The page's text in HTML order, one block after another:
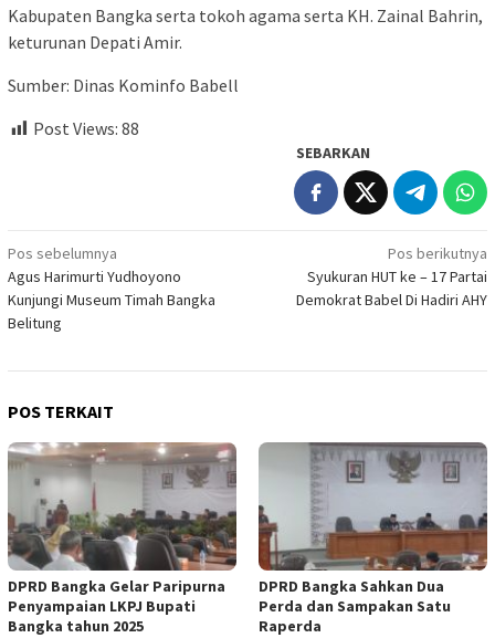
Kabupaten Bangka serta tokoh agama serta KH. Zainal Bahrin,
keturunan Depati Amir.
Sumber: Dinas Kominfo Babell
Post Views: 88
SEBARKAN
Navigasi
pos
Pos sebelumnya
Agus Harimurti Yudhoyono
Kunjungi Museum Timah Bangka
Belitung
Pos berikutnya
Syukuran HUT ke – 17 Partai
Demokrat Babel Di Hadiri AHY
POS TERKAIT
DPRD Bangka Gelar Paripurna
Penyampaian LKPJ Bupati
Bangka tahun 2025
DPRD Bangka Sahkan Dua
Perda dan Sampakan Satu
Raperda